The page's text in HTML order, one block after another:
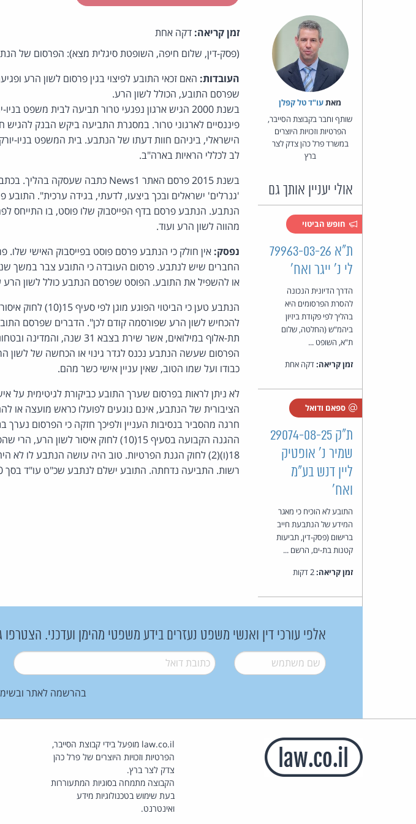
מאת‏עו"ד טל קפלן
שותף וחבר בקבוצת הסייבר,
הפרטיות וזכויות היוצרים
במשרד פרל כהן צדק לצר
ברץ
אולי יעניין אותך גם
חופש הביטוי
ת"א 79963-03-26
לי נ' ייגר ואח'
הדרך הדיונית הנכונה
להסרת הפרסומים היא
בהליך לפי פקודת ביזיון
ביהמ"ש (החלטה, שלום
ת"א, השופט ...
זמן קריאה:דקה אחת
ספאם ודואל
ת"ק 29074-08-25
שמיר נ' אופטיק
ליין דנש בע"מ
ואח'
התובע לא הוכיח כי מאגר
המידע של הנתבעת חייב
ברישום (פסק-דין, תביעות
קטנות בת-ים, הרשם ...
זמן קריאה:
זמן קריאה: דקה אחת
(פסק-דין, שלום חיפה, השופטת סיגלית מצא): הפרסום של
העובדות: האם זכאי התובע לפיצוי בגין פרסום לשון הרע
שפרסם התובע, הכולל לשון הרע.
בשנת 2000 הגיש ארגון נפגעי טרור תביעה לבית משפט
פיננסיים לארגוני טרור. במסגרת התביעה ביקש הבנק להגיש
הישראלי, ביניהם חוות דעתו של הנתבע. בית המשפט בניו-
לב לכללי הראיות בארה"ב.
'גנרלים' ישראלים ובכך ביצעו, לדעתי, בגידה ערכית".
הנתבע. הנתבע פרסם בדף הפייסבוק שלו פוסט, בו התייחס
מהווה לשון הרע ועוד.
נפסק: אין חולק כי הנתבע פרסם פוסט בפייסבוק האישי
החברים שיש לנתבע. פרסום העובדה כי התובע צבר במשך
או להשפיל את התובע. הפוסט שפרסם הנתבע כולל לשון הרע
הנתבע טען כי
להכחיש לשון הרע שפורסמה קודם לכן". הדברים שפרסם
תת-אלוף במילואים, אשר שירת
כבודו ועל שמו הטוב, שאין עניין אישי כשר מהם.
לא ניתן לראות בפרסום שערך התובע כביקורת לגיטימית על
הציבורית של הנתבע, אינם נוגעים לפועלו כראש מועצה או
חרגה מהסביר בנסיבות העניין ולפיכך חזקה כי הפרסום
ההגנה הקבועה בסעיף 15(10) לחוק
18(ו)(2) לחוק הגנת הפרטיות. טוב היה עושה הנתבע לו
רשות. התביעה נדחתה. התובע ישלם לנתבע שכ"ט עו"ד בסך 15,000 ש"ח
אלפי עורכי דין ואנשי משפט נעזרים בידע משפטי מהימן ועדכני.
שם משתמש* דואל*
בהרשמה לאתר
law.co.il מופעל בידי קבוצת הסייבר,
הפרטיות וזכויות היוצרים של פרל כהן
צדק לצר ברץ.
הקבוצה מתמחה בסוגיות המתעוררות
בעת שימוש בטכנולוגיות מידע
ואינטרנט.